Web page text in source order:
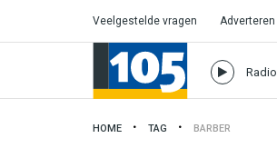
Veelgestelde vragen Adverteren
Radio
HOME TAG BARBER